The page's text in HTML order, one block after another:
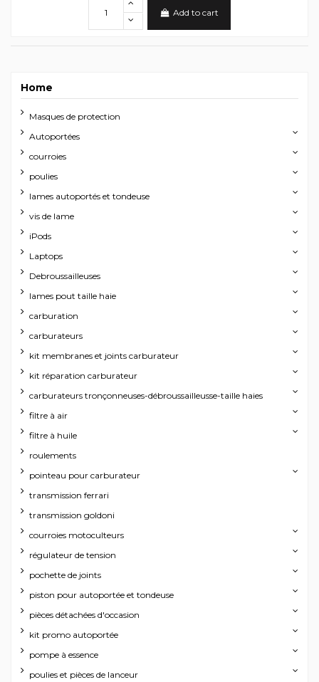
Add to cart
Home
Masques de protection
Autoportées
courroies
poulies
lames autoportés et tondeuse
vis de lame
iPods
Laptops
Debroussailleuses
lames pout taille haie
carburation
carburateurs
kit membranes et joints carburateur
kit réparation carburateur
carburateurs tronçonneuses-débroussailleusse-taille haies
filtre à air
filtre à huile
roulements
pointeau pour carburateur
transmission ferrari
transmission goldoni
courroies motoculteurs
régulateur de tension
pochette de joints
piston pour autoportée et tondeuse
pièces détachées d'occasion
kit promo autoportée
pompe à essence
poulies et pièces de lanceur